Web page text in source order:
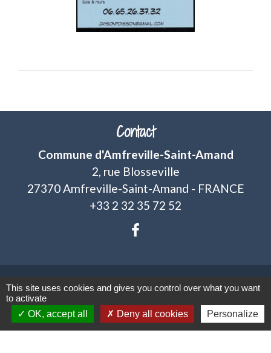
Contact
Commune d'Amfreville-Saint-Amand
2, rue Blosseville
27370 Amfreville-Saint-Amand - FRANCE
+33 2 32 35 72 52
Mentions légales - Politique de confidentialité -
Accessibilité - Plan du site -
This site uses cookies and gives you control over what you want
to activate
OK, accept all
Deny all cookies Personalize